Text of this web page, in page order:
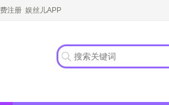
注册 娱丝儿APP